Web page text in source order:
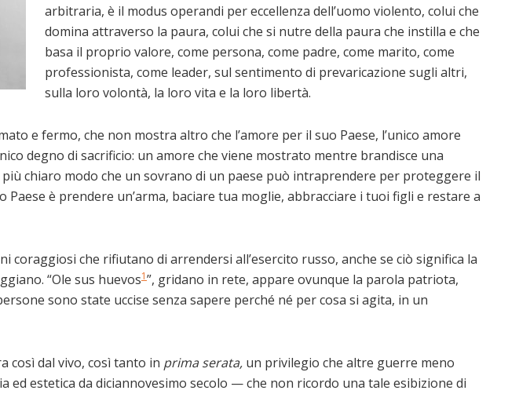
arbitraria, è il modus operandi per eccellenza dell’uomo violento, colui che
domina attraverso la paura, colui che si nutre della paura che instilla e che
basa il proprio valore, come persona, come padre, come marito, come
professionista, come leader, sul sentimento di prevaricazione sugli altri,
sulla loro volontà, la loro vita e la loro libertà.
e fermo, che non mostra altro che l’amore per il suo Paese, l’unico amore
degno di sacrificio: un amore che viene mostrato mentre brandisce una
chiaro modo che un sovrano di un paese può intraprendere per proteggere il
è prendere un’arma, baciare tua moglie, abbracciare i tuoi figli e restare a
che rifiutano di arrendersi all’esercito russo, anche se ciò significa la
“Ole sus huevos1”, gridano in rete, appare ovunque la parola patriota,
sono state uccise senza sapere perché né per cosa si agita, in un
così dal vivo, così tanto in prima serata, un privilegio che altre guerre meno
estetica da diciannovesimo secolo — che non ricordo una tale esibizione di